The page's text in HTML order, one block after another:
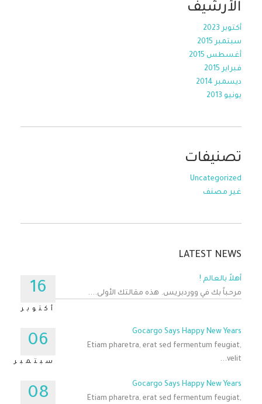
الأرشيف
أكتوبر 2023
سبتمبر 2015
أغسطس 2015
فبراير 2015
ديسمبر 2014
يونيو 2013
تصنيفات
Uncategorized
غير مصنف
LATEST NEWS
16
أكتوبر
أهلاً بالعالم !
مرحباً بك في ووردبريس. هذه مقالتك الأولى....
06
سبتمبر
Gocargo Says Happy New Years
Etiam pharetra, erat sed fermentum feugiat,
velit...
08
Gocargo Says Happy New Years
Etiam pharetra, erat sed fermentum feugiat,